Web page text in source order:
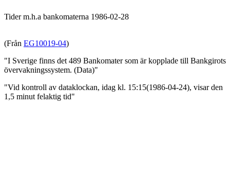
Tider m.h.a bankomaterna 1986-02-28
(Från EG10019-04)
"I Sverige finns det 489 Bankomater som är kopplade till Bankgirots
övervakningssystem. (Data)"
"Vid kontroll av dataklockan, idag kl. 15:15(1986-04-24), visar den
1,5 minut felaktig tid"